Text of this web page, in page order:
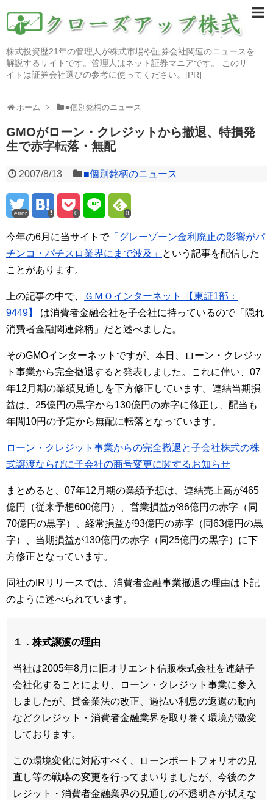
株式投資歴21年の管理人が株式市場や証券会社関連のニュースを
解説するサイトです。管理人はネット証券マニアです。 このサ
イトは証券会社選びの参考に使ってください。[PR]
ホーム ■個別銘柄のニュース
GMOがローン・クレジットから撤退、特損発
生で赤字転落・無配
2007/8/13 ■個別銘柄のニュース
error 0 0
今年の6月に当サイトで「グレーゾーン金利廃止の影響がパ
チンコ・パチスロ業界にまで波及」
という記事を配信した
ことがあります。
上の記事の中で、
ＧＭＯインターネット 【東証1部：
9449】 は消費者金融会社を子会社に持っているので「隠れ
消費者金融関連銘柄」だと述べました。
そのGMOインターネットですが、本日、ローン・クレジッ
ト事業から完全撤退すると発表しました。これに伴い、07
年12月期の業績見通しを下方修正しています。連結当期損
益は、25億円の黒字から130億円の赤字に修正し、配当も
年間10円の予定から無配に転落となっています。
ローン・クレジット事業からの完全撤退と子会社株式の株
式譲渡ならびに子会社の商号変更に関するお知らせ
まとめると、07年12月期の業績予想は、連結売上高が465
億円（従来予想600億円）、営業損益が86億円の赤字（同
70億円の黒字）、経常損益が93億円の赤字（同63億円の黒
字）、当期損益が130億円の赤字（同25億円の黒字）に下
方修正となっています。
同社のIRリリースでは、消費者金融事業撤退の理由は下記
のように述べられています。
１．株式譲渡の理由
当社は2005年8月に旧オリエント信販株式会社を連結子
会社化することにより、ローン・クレジット事業に参入
しましたが、貸金業法の改正、過払い利息の返還の動向
などクレジット・消費者金融業界を取り巻く環境が激変
しております。
この環境変化に対応すべく、ローンポートフォリオの見
直し等の戦略の変更を行ってまいりましたが、今後のク
レジット・消費者金融業界の見通しの不透明さが拭えな